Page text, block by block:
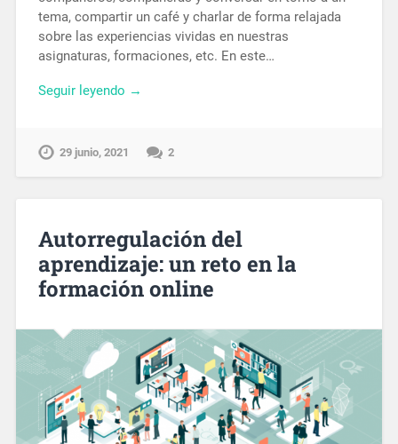
tema, compartir un café y charlar de forma relajada
sobre las experiencias vividas en nuestras
asignaturas, formaciones, etc. En este…
Seguir leyendo →
29 junio, 2021 2
Autorregulación del
aprendizaje: un reto en la
formación online